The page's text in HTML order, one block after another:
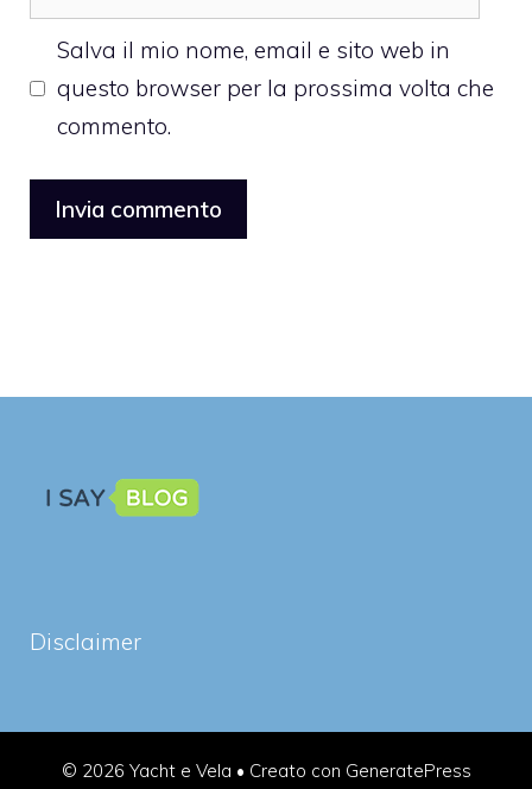
web
Salva il mio nome, email e sito web in
questo browser per la prossima volta che
commento.
Disclaimer
© 2026 Yacht e Vela • Creato con GeneratePress